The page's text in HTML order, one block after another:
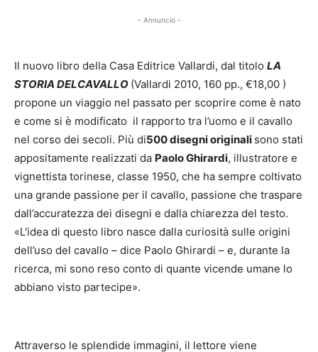
- Annuncio -
Il nuovo libro della Casa Editrice Vallardi, dal titolo LA
STORIA DELCAVALLO (Vallardi 2010, 160 pp., €18,00 )
propone un viaggio nel passato per scoprire come è nato
e come si è modificato il rapporto tra l’uomo e il cavallo
nel corso dei secoli. Più di500disegni originali sono stati
appositamente realizzati da Paolo Ghirardi, illustratore e
vignettista torinese, classe 1950, che ha sempre coltivato
una grande passione per il cavallo, passione che traspare
dall’accuratezza dei disegni e dalla chiarezza del testo.
«L'idea di questo libro nasce dalla curiosità sulle origini
dell’uso del cavallo – dice Paolo Ghirardi – e, durante la
ricerca, mi sono reso conto di quante vicende umane lo
abbiano visto partecipe».
Attraverso le splendide immagini, il lettore viene